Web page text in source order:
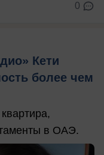
0
Кети
более чем
в ОАЭ.